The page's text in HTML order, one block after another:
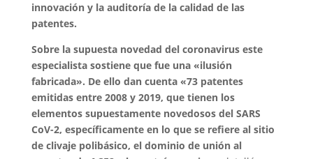
innovación y la auditoría de la calidad de las
patentes.
Sobre la supuesta novedad del coronavirus este
especialista sostiene que fue una «ilusión
fabricada». De ello dan cuenta «73 patentes
emitidas entre 2008 y 2019, que tienen los
elementos supuestamente novedosos del SARS
CoV-2, específicamente en lo que se refiere al sitio
de clivaje polibásico, el dominio de unión al